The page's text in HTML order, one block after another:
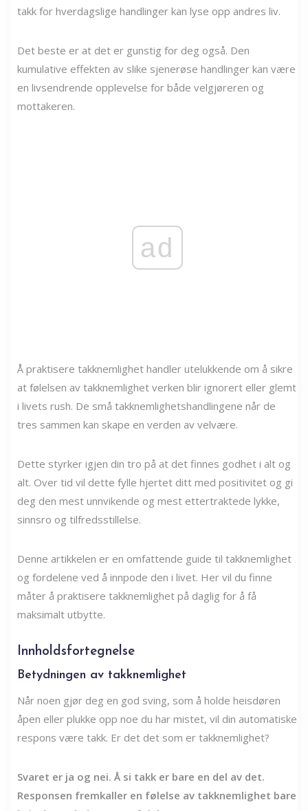
takk for hverdagslige handlinger kan lyse opp andres liv.
Det beste er at det er gunstig for deg også. Den
kumulative effekten av slike sjenerøse handlinger kan være
en livsendrende opplevelse for både velgjøreren og
mottakeren.
ad
Å praktisere takknemlighet handler utelukkende om å sikre
at følelsen av takknemlighet verken blir ignorert eller glemt
i livets rush. De små takknemlighetshandlingene når de
tres sammen kan skape en verden av velvære.
Dette styrker igjen din tro på at det finnes godhet i alt og
alt. Over tid vil dette fylle hjertet ditt med positivitet og gi
deg den mest unnvikende og mest ettertraktede lykke,
sinnsro og tilfredsstillelse.
Denne artikkelen er en omfattende guide til takknemlighet
og fordelene ved å innpode den i livet. Her vil du finne
måter å praktisere takknemlighet på daglig for å få
maksimalt utbytte.
Innholdsfortegnelse
Betydningen av takknemlighet
Når noen gjør deg en god sving, som å holde heisdøren
åpen eller plukke opp noe du har mistet, vil din automatiske
respons være takk. Er det det som er takknemlighet?
Svaret er ja og nei. Å si takk er bare en del av det.
Responsen fremkaller en følelse av takknemlighet bare